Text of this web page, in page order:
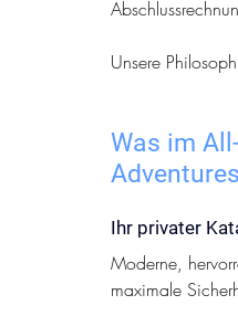
Unsere
Was im
Ihr privater
Moderne,
maximale